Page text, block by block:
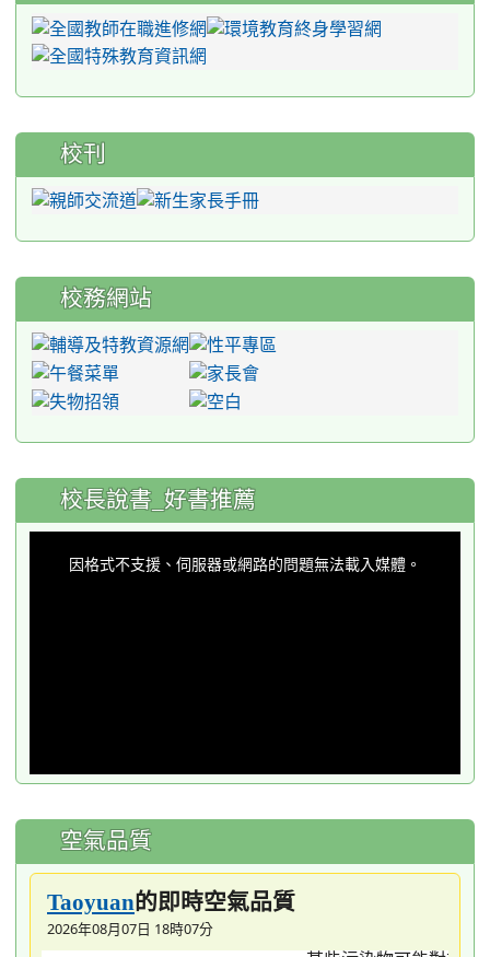
校刊
校務網站
:::
校長說書_好書推薦
因格式不支援、伺服器或網路的問題無法載入媒體。
空氣品質
Taoyuan的即時空氣品質
2026年08月07日 18時07分